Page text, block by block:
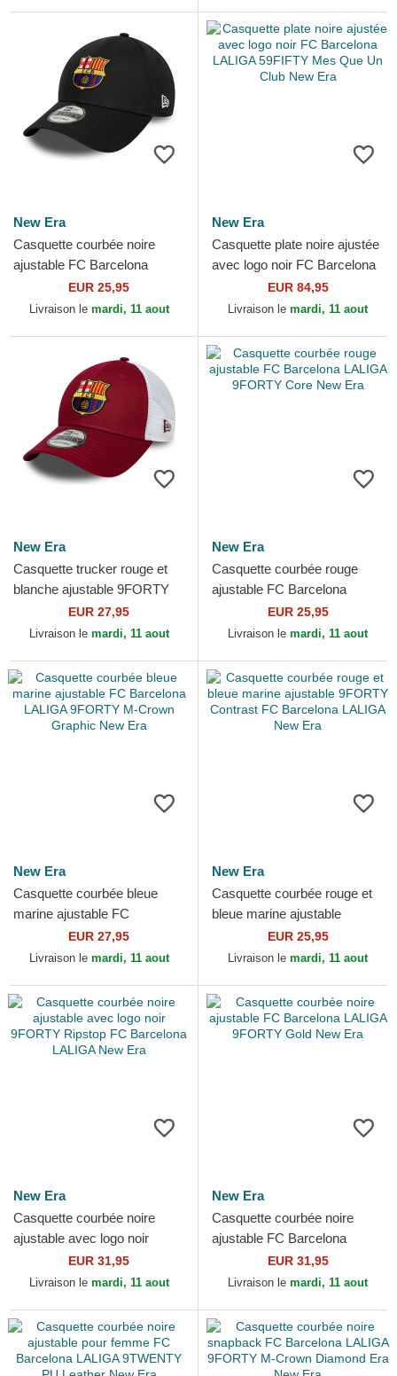
New Era
Casquette courbée noire
ajustable FC Barcelona
LALIGA 9FORTY Core New
Era
EUR 25,95
Livraison le mardi, 11 aout
New Era
Casquette plate noire ajustée
avec logo noir FC Barcelona
LALIGA 59FIFTY Mes Que
Un Club New Era
EUR 84,95
Livraison le mardi, 11 aout
New Era
Casquette trucker rouge et
blanche ajustable 9FORTY
League FC Barcelona
LALIGA New Era
EUR 27,95
Livraison le mardi, 11 aout
New Era
Casquette courbée rouge
ajustable FC Barcelona
LALIGA 9FORTY Core New
Era
EUR 25,95
Livraison le mardi, 11 aout
New Era
Casquette courbée bleue
marine ajustable FC
Barcelona LALIGA 9FORTY
M-Crown Graphic New Era
EUR 27,95
Livraison le mardi, 11 aout
New Era
Casquette courbée rouge et
bleue marine ajustable
9FORTY Contrast FC
Barcelona LALIGA New Era
EUR 25,95
Livraison le mardi, 11 aout
New Era
Casquette courbée noire
ajustable avec logo noir
9FORTY Ripstop FC
Barcelona LALIGA New Era
EUR 31,95
Livraison le mardi, 11 aout
New Era
Casquette courbée noire
ajustable FC Barcelona
LALIGA 9FORTY Gold New
Era
EUR 31,95
Livraison le mardi, 11 aout